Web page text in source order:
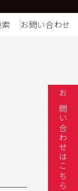
お問い合わせ
お問い合わせはこちら